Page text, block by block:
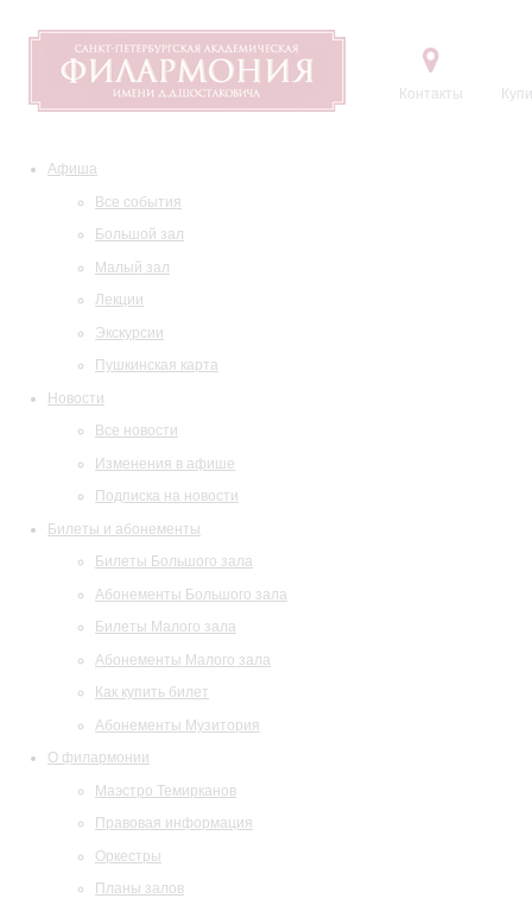
Контакты
Афиша
Все события
Большой зал
Малый зал
Лекции
Экскурсии
Пушкинская карта
Новости
Все новости
Изменения в афише
Подписка на новости
Билеты и абонементы
Билеты Большого зала
Абонементы Большого зала
Билеты Малого зала
Абонементы Малого зала
Как купить билет
Абонементы Музитория
О филармонии
Маэстро Темирканов
Правовая информация
Оркестры
Планы залов